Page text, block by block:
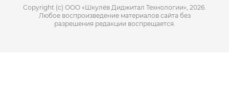
Copyright (с) ООО «Шкулёв Диджитал Технологии», 2026.
Любое воспроизведение материалов сайта без
разрешения редакции воспрещается.